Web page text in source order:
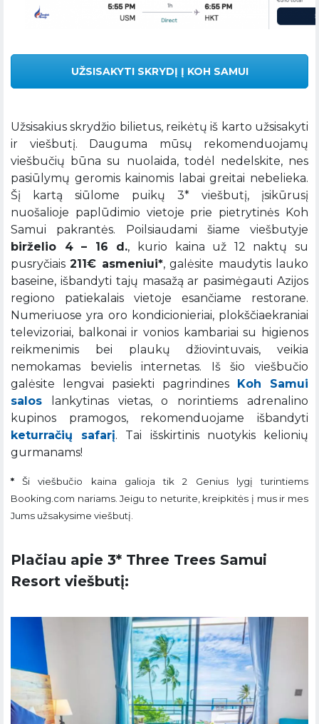
UŽSISAKYTI SKRYDĮ Į KOH SAMUI
Užsisakius skrydžio bilietus, reikėtų iš karto užsisakyti
ir viešbutį. Dauguma mūsų rekomenduojamų
viešbučių būna su nuolaida, todėl nedelskite, nes
pasiūlymų geromis kainomis labai greitai nebelieka.
Šį kartą siūlome puikų 3* viešbutį, įsikūrusį
nuošalioje paplūdimio vietoje prie pietrytinės Koh
Samui pakrantės. Poilsiaudami šiame viešbutyje
birželio 4 – 16 d., kurio kaina už 12 naktų su
pusryčiais211€ asmeniui*, galėsite maudytis lauko
baseine, išbandyti tajų masažą ar pasimėgauti Azijos
regiono patiekalais vietoje esančiame restorane.
Numeriuose yra oro kondicionieriai, plokščiaekraniai
televizoriai, balkonai ir vonios kambariai su higienos
reikmenimis bei plaukų džiovintuvais, veikia
nemokamas bevielis internetas. Iš šio viešbučio
galėsite lengvai pasiekti pagrindines Koh Samui
salos lankytinas vietas, o norintiems adrenalino
kupinos pramogos, rekomenduojame išbandyti
keturračių safarį. Tai išskirtinis nuotykis kelionių
gurmanams!
* Ši viešbučio kaina galioja tik 2 Genius lygį turintiems
Booking.com nariams. Jeigu to neturite, kreipkitės į mus ir mes
Jums užsakysime viešbutį.
Plačiau apie 3* Three Trees Samui
Resort viešbutį: